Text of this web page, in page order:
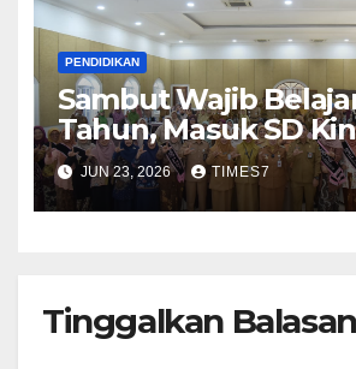
PENDIDIKAN
Sambut Wajib
Tahun, Masuk SD
Diarahkan Lewat
Terlebih Dahulu
JUN 23, 2026 TIMES7
Tinggalkan Balasan